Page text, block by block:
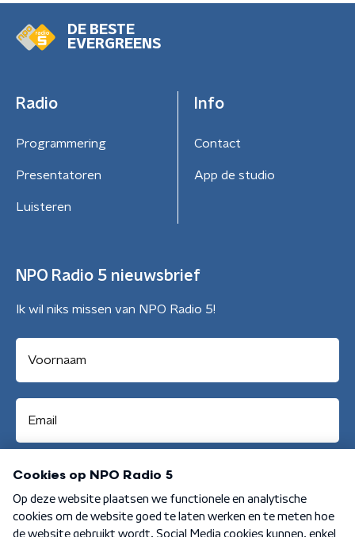
DE BESTE
EVERGREENS
Radio
Programmering
Presentatoren
Luisteren
Info
Contact
App de studio
NPO Radio 5 nieuwsbrief
Ik wil niks missen van NPO Radio 5!
Aanmelden